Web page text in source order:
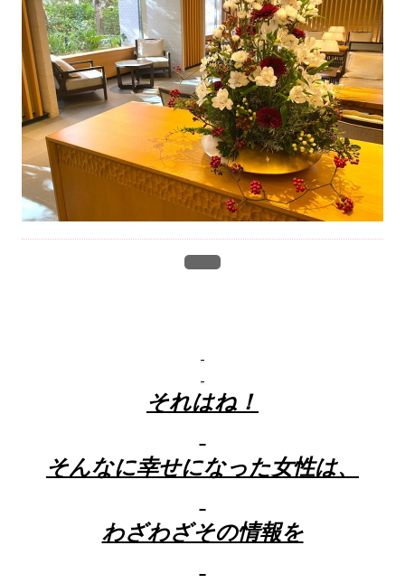
それはね！
そんなに幸せになった女性は、
わざわざその情報を